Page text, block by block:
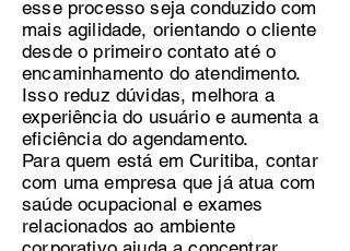
esse processo seja conduzido com
mais agilidade, orientando o cliente
desde o primeiro contato até o
encaminhamento do atendimento.
Isso reduz dúvidas, melhora a
experiência do usuário e aumenta a
eficiência do agendamento.
Para quem está em Curitiba, contar
com uma empresa que já atua com
saúde ocupacional e exames
relacionados ao ambiente